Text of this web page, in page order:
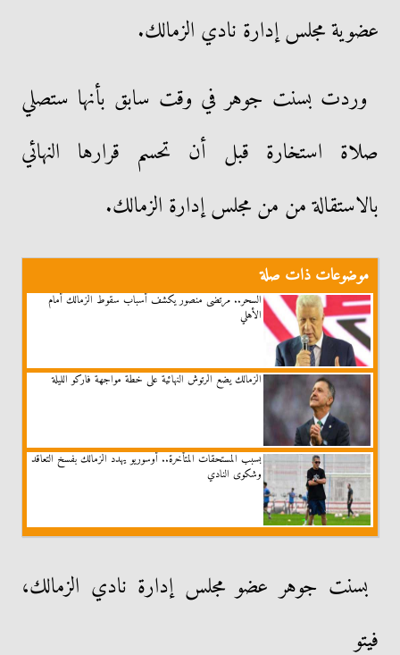
عضوية مجلس إدارة نادي الزمالك.
وردت بسنت جوهر في وقت سابق بأنها ستصلي
صلاة استخارة قبل أن تحسم قرارها النهائي
بالاستقالة من من مجلس إدارة الزمالك.
موضوعات ذات صلة
السحر.. مرتضى منصور يكشف أسباب سقوط الزمالك أمام
الأهلي
الزمالك يضع الرتوش النهائية على خطة مواجهة فاركو الليلة
بسبب المستحقات المتأخرة.. أوسوريو يهدد الزمالك بفسخ التعاقد
وشكوى النادي
بسنت جوهر عضو مجلس إدارة نادي الزمالك،
فيتو